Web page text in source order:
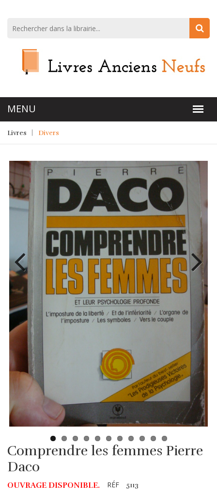
Livres Divers
Comprendre les femmes Pierre
Daco
OUVRAGE DISPONIBLE. RÉF 5113